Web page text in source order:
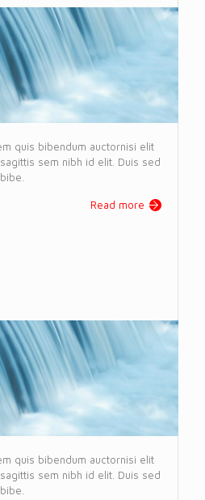
quis bibendum auctornisi elit
sem nibh id elit. Duis sed
Read more
quis bibendum auctornisi elit
sem nibh id elit. Duis sed